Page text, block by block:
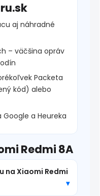
aj náhradné
– väčšina opráv
Packeta
kód) alebo
a Heureka
Redmi 8A
na Xiaomi Redmi